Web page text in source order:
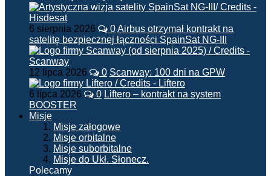
6 sierpnia 2026 0Airbus otrzymał kontrakt na
satelitę bezpiecznej łączności SpainSat NG-III
12 lipca 2026 0 Scanway: 100 dni na GPW
6 lipca 2026 0 Liftero – kontrakt na system
BOOSTER
Misje
Misje załogowe
Misje orbitalne
Misje suborbitalne
Misje do Ukł. Słonecz.
Polecamy